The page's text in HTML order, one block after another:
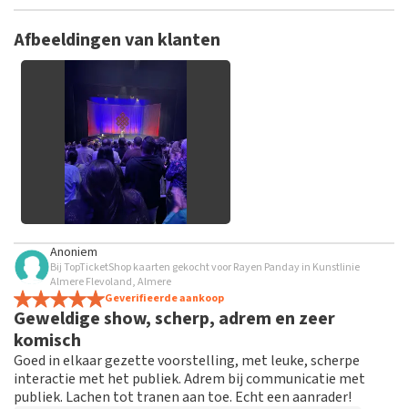
niet mogelijk om een review achter te laten als je geen
tickets hebt aangeschaft bij TopTicketShop. Reviews met
Het kan enkele weken duren voordat een review wordt
Afbeeldingen van klanten
Anoniem
Bij TopTicketShop kaarten gekocht voor Rayen Panday in Kunstlinie
Almere Flevoland, Almere
Geverifieerde aankoop
Geweldige show, scherp, adrem en zeer
komisch
Goed in elkaar gezette voorstelling, met leuke, scherpe
interactie met het publiek. Adrem bij communicatie met
publiek. Lachen tot tranen aan toe. Echt een aanrader!